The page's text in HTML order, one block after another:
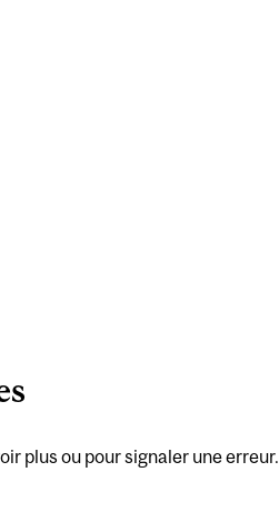
plus ou pour signaler une erreur.